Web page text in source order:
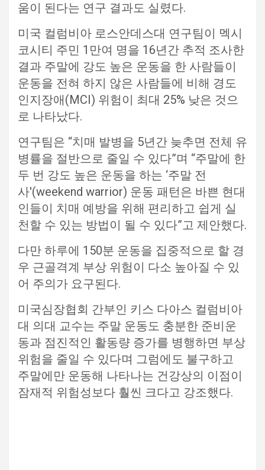
움이 된다는 연구 결과도 실렸다.
미국 컬럼비아 로스안데스대 연구팀이 멕시
코시티 주민 1만여 명을 16년간 추적 조사한
결과 주말에 강도 높은 운동을 한 사람들이
운동을 전혀 하지 않은 사람들에 비해 경도
인지장애(MCI) 위험이 최대 25% 낮은 것으
로 나타났다.
연구팀은 “치매 발병을 5년간 늦추면 전체 유
병률을 절반으로 줄일 수 있다”며 “주말에 한
두 번 강도 높은 운동을 하는 ‘주말 전
사'(weekend warrior) 운동 패턴은 바쁜 현대
인들이 치매 예방을 위해 편리하고 쉽게 실
천할 수 있는 방법이 될 수 있다”고 제안했다.
다만 하루에 150분 운동을 집중적으로 할 경
우 근골격계 부상 위험이 다소 높아질 수 있
어 주의가 요구된다.
미국심장협회 간부인 키스 다아스 컬럼비아
대 의대 교수는 주말 운동도 충분한 준비운
동과 점진적인 활동량 증가를 병행하면 부상
위험을 줄일 수 있다며 그럼에도 불구하고
주말에만 운동해 나타나는 건강상의 이점이
잠재적 위험성보다 훨씬 크다고 강조했다.